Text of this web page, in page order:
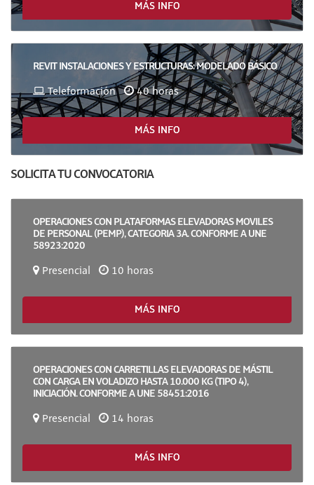
MÁS INFO
REVIT INSTALACIONES Y ESTRUCTURAS: MODELADO BÁSICO
Teleformación 40 horas
MÁS INFO
SOLICITA TU CONVOCATORIA
OPERACIONES CON PLATAFORMAS ELEVADORAS MOVILES
DE PERSONAL (PEMP), CATEGORIA 3A. CONFORME A UNE
58923:2020
Presencial 10 horas
MÁS INFO
OPERACIONES CON CARRETILLAS ELEVADORAS DE MÁSTIL
CON CARGA EN VOLADIZO HASTA 10.000 KG (TIPO 4),
INICIACIÓN. CONFORME A UNE 58451:2016
Presencial 14 horas
MÁS INFO